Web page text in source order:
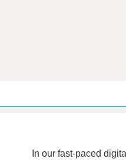
In our fast-paced